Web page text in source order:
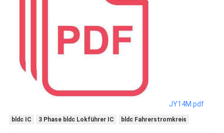
JY14M.pdf
bldc IC 3 Phase bldc Lokführer IC bldc Fahrerstromkreis